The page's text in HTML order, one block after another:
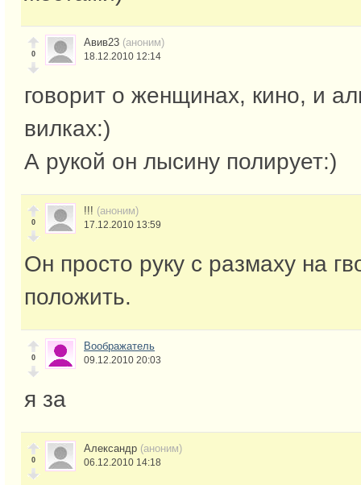
0
Авив23 (аноним)
18.12.2010 12:14
говорит о женщинах, кино, и
вилках:)
А рукой он лысину полирует:)
0
!!! (аноним)
17.12.2010 13:59
Он просто руку с размаху на
положить.
0
Воображатель
09.12.2010 20:03
я за
0
Александр (аноним)
06.12.2010 14:18